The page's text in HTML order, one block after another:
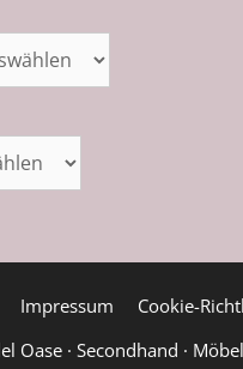
Impressum
Cookie-
Oase · Secondhand · Möbel